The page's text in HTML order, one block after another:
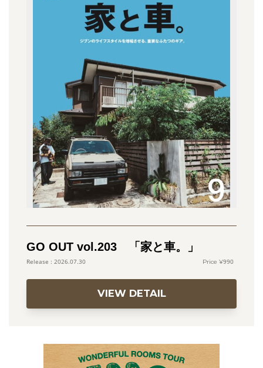
GO OUT vol.203 「家と車。」
2026.07.30 990
VIEW DETAIL